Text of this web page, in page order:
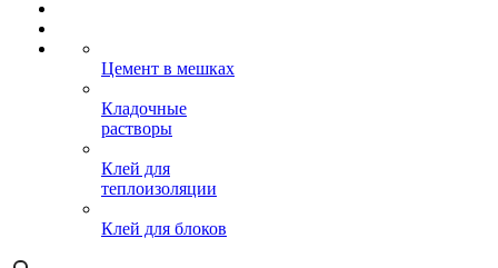
Цемент в мешках
Кладочные
растворы
Клей для
теплоизоляции
Клей для блоков